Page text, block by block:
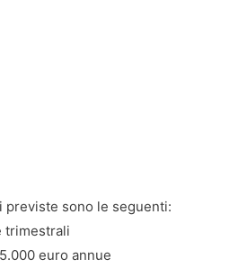
previste sono le seguenti:
trimestrali
euro annue